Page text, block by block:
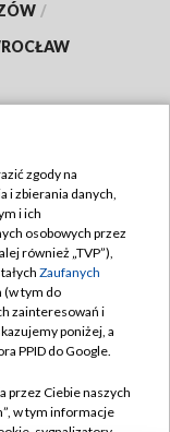
/
zgody na
i zbierania danych,
i ich
osobowych przez
również „TVP”),
Zaufanych
(w tym do
zainteresowań i
poniżej, a
PPID do Google.
przez Ciebie naszych
w tym informacje